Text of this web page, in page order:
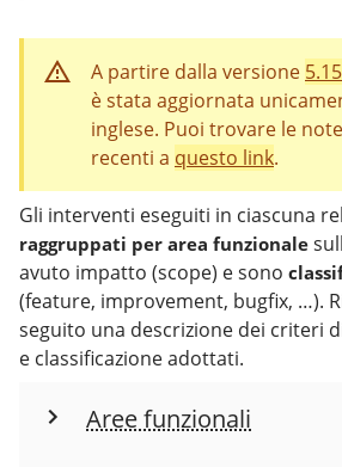
A partire dalla versione
è stata aggiornata
inglese. Puoi trovare le
recenti a questo link.
Gli interventi eseguiti in ciascuna
raggruppati per area funzionale
avuto impatto (scope) e sono
(feature, improvement, bugfix, …).
seguito una descrizione dei criteri
e classificazione adottati.
Aree funzionali